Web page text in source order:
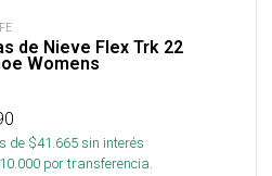
de Nieve Flex Trk 22
Womens
de $41.665sin interés
10.000por transferencia.